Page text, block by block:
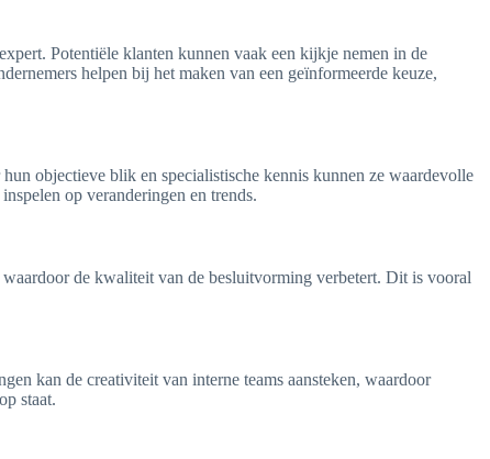
Potentiële klanten kunnen vaak een kijkje nemen in de
helpen bij het maken van een geïnformeerde keuze,
objectieve blik en specialistische kennis kunnen ze waardevolle
op veranderingen en trends.
de kwaliteit van de besluitvorming verbetert. Dit is vooral
kan de creativiteit van interne teams aansteken, waardoor
staat.